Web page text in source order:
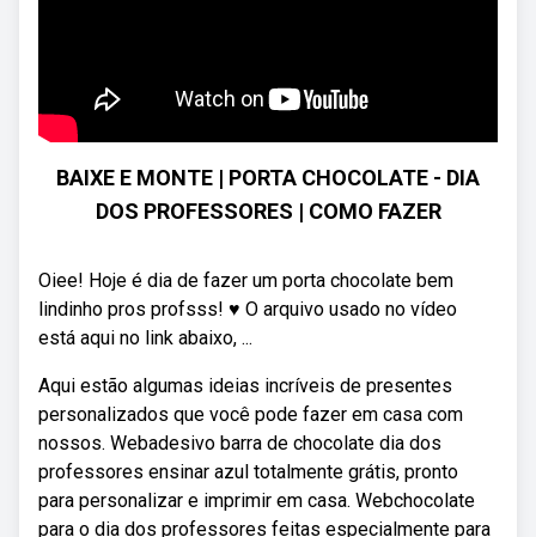
BAIXE E MONTE | PORTA CHOCOLATE - DIA
DOS PROFESSORES | COMO FAZER
Oiee! Hoje é dia de fazer um porta chocolate bem
lindinho pros profsss! ♥ O arquivo usado no vídeo
está aqui no link abaixo, ...
Aqui estão algumas ideias incríveis de presentes
personalizados que você pode fazer em casa com
nossos. Webadesivo barra de chocolate dia dos
professores ensinar azul totalmente grátis, pronto
para personalizar e imprimir em casa. Webchocolate
para o dia dos professores feitas especialmente para